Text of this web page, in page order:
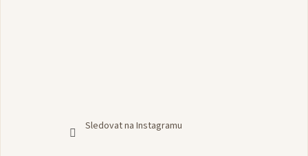
Sledovat na Instagramu